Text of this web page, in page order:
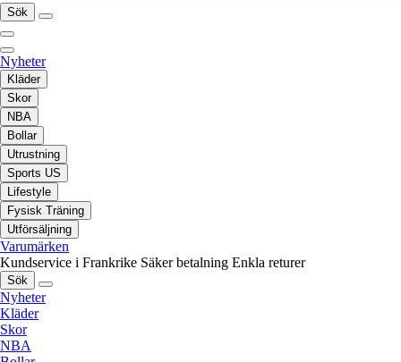
Sök
Nyheter
Kläder
Skor
NBA
Bollar
Utrustning
Sports US
Lifestyle
Fysisk Träning
Utförsäljning
Varumärken
Kundservice i Frankrike Säker betalning Enkla returer
Sök
Nyheter
Kläder
Skor
NBA